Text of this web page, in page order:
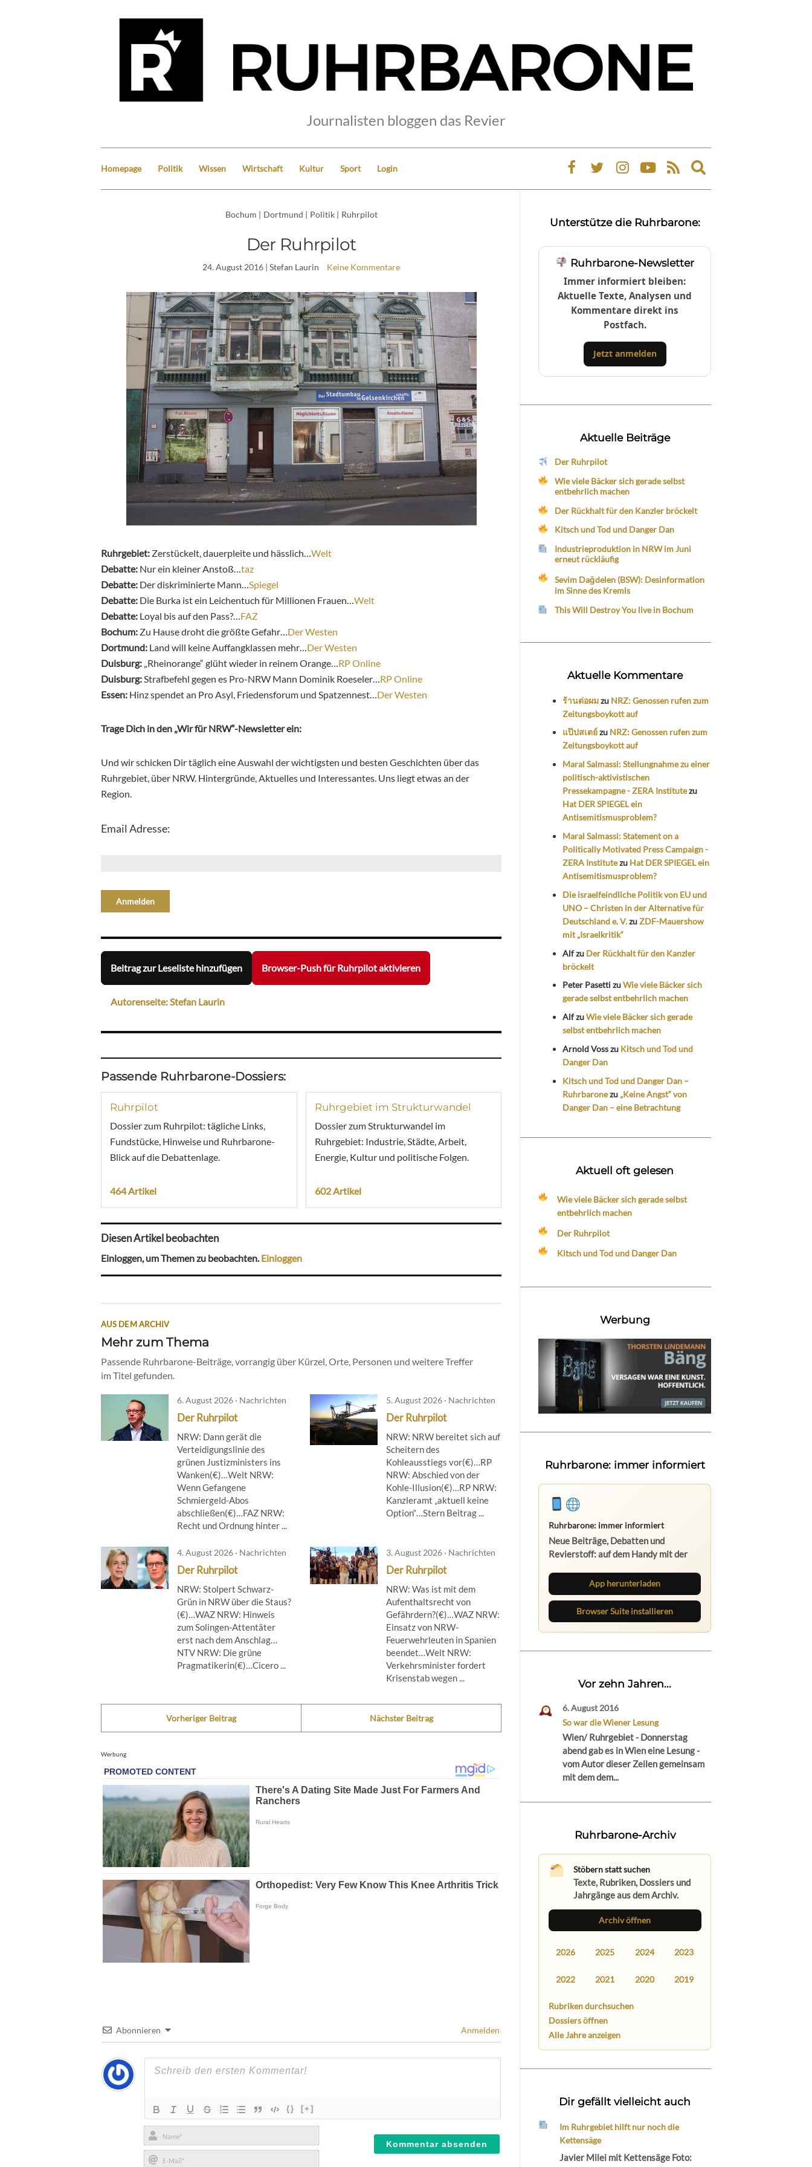
Journalisten bloggen das Revier
Homepage Politik Wissen Wirtschaft Kultur Sport Login
Expand
search
Bochum | Dortmund | Politik | Ruhrpilot
Der Ruhrpilot
24. August 2016 | Stefan Laurin Keine Kommentare
Ruhrgebiet: Zerstückelt, dauerpleite und hässlich… Welt
Debatte: Nur ein kleiner Anstoß… taz
Debatte: Der diskriminierte Mann… Spiegel
Debatte: Die Burka ist ein Leichentuch für Millionen Frauen… Welt
Debatte: Loyal bis auf den Pass?… FAZ
Bochum: Zu Hause droht die größte Gefahr… Der Westen
Dortmund: Land will keine Auffangklassen mehr… Der Westen
Duisburg: „Rheinorange“ glüht wieder in reinem Orange… RP Online
Duisburg: Strafbefehl gegen es Pro-NRW Mann Dominik Roeseler… RP Online
Essen: Hinz spendet an Pro Asyl, Friedensforum und Spatzennest… Der Westen
Trage Dich in den „Wir für NRW“-Newsletter ein:
Und wir schicken Dir täglich eine Auswahl der wichtigsten und besten Geschichten über das
Ruhrgebiet, über NRW. Hintergründe, Aktuelles und Interessantes. Uns liegt etwas an der
Region.
Email Adresse:
Beitrag zur Leseliste hinzufügen Browser-Push für Ruhrpilot aktivieren
Autorenseite: Stefan Laurin
Passende Ruhrbarone-Dossiers:
Ruhrpilot
Dossier zum Ruhrpilot: tägliche Links,
Fundstücke, Hinweise und Ruhrbarone-
Blick auf die Debattenlage.
464 Artikel
Ruhrgebiet im Strukturwandel
Dossier zum Strukturwandel im
Ruhrgebiet: Industrie, Städte, Arbeit,
Energie, Kultur und politische Folgen.
602 Artikel
Diesen Artikel beobachten
Einloggen, um Themen zu beobachten.Einloggen
AUS DEM ARCHIV
Mehr zum Thema
Passende Ruhrbarone-Beiträge, vorrangig über Kürzel, Orte, Personen und weitere Treffer
im Titel gefunden.
6. August 2026 · Nachrichten
Der Ruhrpilot
NRW: Dann gerät die
Verteidigungslinie des
grünen Justizministers ins
Wanken(€)…Welt NRW:
Wenn Gefangene
Schmiergeld-Abos
abschließen(€)…FAZ NRW:
Recht und Ordnung hinter ...
5. August 2026 · Nachrichten
Der Ruhrpilot
NRW: NRW bereitet sich auf
Scheitern des
Kohleausstiegs vor(€)…RP
NRW: Abschied von der
Kohle-Illusion(€)…RP NRW:
Kanzleramt „aktuell keine
Option“…Stern Beitrag ...
4. August 2026 · Nachrichten
Der Ruhrpilot
NRW: Stolpert Schwarz-
Grün in NRW über die Staus?
(€)…WAZ NRW: Hinweis
zum Solingen-Attentäter
erst nach dem Anschlag…
NTV NRW: Die grüne
Pragmatikerin(€)…Cicero ...
3. August 2026 · Nachrichten
Der Ruhrpilot
NRW: Was ist mit dem
Aufenthaltsrecht von
Gefährdern?(€)…WAZ NRW:
Einsatz von NRW-
Feuerwehrleuten in Spanien
beendet…Welt NRW:
Verkehrsminister fordert
Krisenstab wegen ...
Vorheriger Beitrag Nächster Beitrag
Werbung
Abonnieren Anmelden
{} [+]
Name*
Unterstütze die Ruhrbarone:
Ruhrbarone-Newsletter
Immer informiert bleiben:
Aktuelle Texte, Analysen und
Kommentare direkt ins
Postfach.
Jetzt anmelden
Aktuelle Beiträge
Der Ruhrpilot
Wie viele Bäcker sich gerade selbst
entbehrlich machen
Der Rückhalt für den Kanzler bröckelt
Kitsch und Tod und Danger Dan
Industrieproduktion in NRW im Juni
erneut rückläufig
Sevim Dağdelen (BSW): Desinformation
im Sinne des Kremls
This Will Destroy You live in Bochum
Aktuelle Kommentare
ร้านต่อผมzu NRZ: Genossen rufen zum
Zeitungsboykott auf
แป๊ปสเตย์zu NRZ: Genossen rufen zum
Zeitungsboykott auf
Maral Salmassi: Stellungnahme zu einer
politisch-aktivistischen
Pressekampagne - ZERA Institutezu
Hat DER SPIEGEL ein
Antisemitismusproblem?
Maral Salmassi: Statement on a
Politically Motivated Press Campaign -
ZERA Institutezu Hat DER SPIEGEL ein
Antisemitismusproblem?
Die israelfeindliche Politik von EU und
UNO – Christen in der Alternative für
Deutschland e. V.zuZDF-Mauershow
mit „Israelkritik“
Alfzu Der Rückhalt für den Kanzler
bröckelt
Peter PasettizuWie viele Bäcker sich
gerade selbst entbehrlich machen
AlfzuWie viele Bäcker sich gerade
selbst entbehrlich machen
Arnold Vosszu Kitsch und Tod und
Danger Dan
Kitsch und Tod und Danger Dan –
Ruhrbaronezu „Keine Angst“ von
Danger Dan – eine Betrachtung
Aktuell oft gelesen
Wie viele Bäcker sich gerade selbst
entbehrlich machen
Der Ruhrpilot
Kitsch und Tod und Danger Dan
Werbung
Ruhrbarone: immer informiert
Ruhrbarone: immer informiert
Neue Beiträge, Debatten und
Revierstoff: auf dem Handy mit der
Suite.
App herunterladen
Browser Suite installieren
Vor zehn Jahren...
6. August 2016
So war die Wiener Lesung
Wien/ Ruhrgebiet - Donnerstag
abend gab es in Wien eine Lesung -
vom Autor dieser Zeilen gemeinsam
mit dem dem...
Ruhrbarone-Archiv
Stöbern statt suchen
Texte, Rubriken, Dossiers und
Jahrgänge aus dem Archiv.
Archiv öffnen
2026 2025 2024 2023
2022 2021 2020 2019
Rubriken durchsuchen
Dossiers öffnen
Alle Jahre anzeigen
Dir gefällt vielleicht auch
Im Ruhrgebiet hilft nur noch die
Kettensäge
Javier Milei mit Kettensäge Foto: